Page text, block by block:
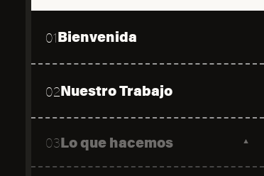
01Bienvenida
02Nuestro Trabajo
03Lo que hacemos ▼